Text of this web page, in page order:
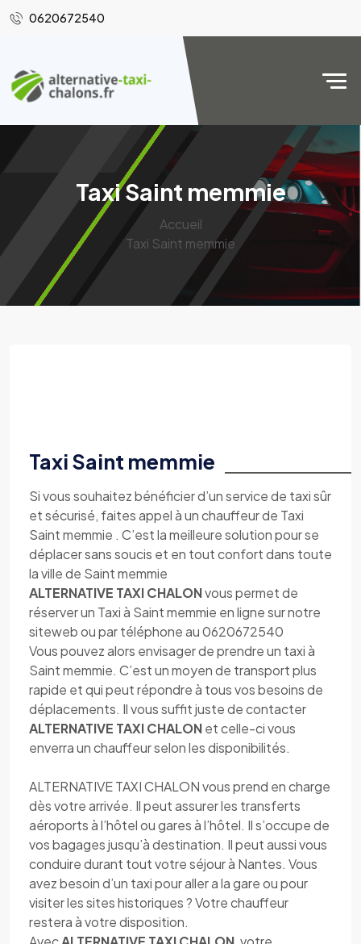
0620672540
Taxi Saint memmie
Accueil
Taxi Saint memmie
Taxi Saint memmie
Si vous souhaitez bénéficier d’un service de taxi sûr
et sécurisé, faites appel à un chauffeur de Taxi
Saint memmie . C’est la meilleure solution pour se
déplacer sans soucis et en tout confort dans toute
la ville de Saint memmie
ALTERNATIVE TAXI CHALONvous permet de
réserver un Taxi à Saint memmie en ligne sur notre
siteweb ou par téléphone au 0620672540
Vous pouvez alors envisager de prendre un taxi à
Saint memmie. C’est un moyen de transport plus
rapide et qui peut répondre à tous vos besoins de
déplacements. Il vous suffit juste de contacter
ALTERNATIVE TAXI CHALONet celle-ci vous
enverra un chauffeur selon les disponibilités.
ALTERNATIVE TAXI CHALON vous prend en charge
dès votre arrivée. Il peut assurer les transferts
aéroports à l’hôtel ou gares à l’hôtel. Il s’occupe de
vos bagages jusqu’à destination. Il peut aussi vous
conduire durant tout votre séjour à Nantes. Vous
avez besoin d’un taxi pour aller a la gare ou pour
visiter les sites historiques ? Votre chauffeur
restera à votre disposition.